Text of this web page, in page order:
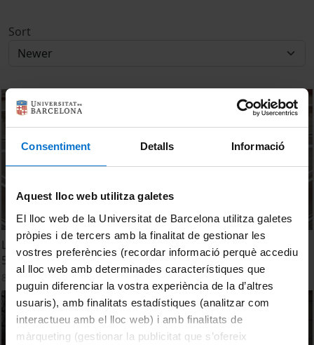
Consentiment Detalls Informació
Aquest lloc web utilitza galetes
El lloc web de la Universitat de Barcelona utilitza galetes
pròpies i de tercers amb la finalitat de gestionar les
vostres preferències (recordar informació perquè accediu
al lloc web amb determinades característiques que
puguin diferenciar la vostra experiència de la d’altres
usuaris), amb finalitats estadístiques (analitzar com
interactueu amb el lloc web) i amb finalitats de
màrqueting (gestionar la publicitat que s’ofereix
Sort
Lita Cabellut presenta l’obra ‘Llum’, creada amb motiu del
575è aniversari de la UB